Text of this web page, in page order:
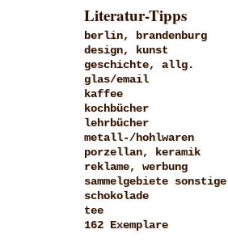
Literatur-Tipps
berlin, brandenburg
design, kunst
geschichte, allg.
glas/email
kaffee
kochbücher
lehrbücher
metall-/hohlwaren
porzellan, keramik
reklame, werbung
sammelgebiete sonstige
schokolade
tee
162 Exemplare